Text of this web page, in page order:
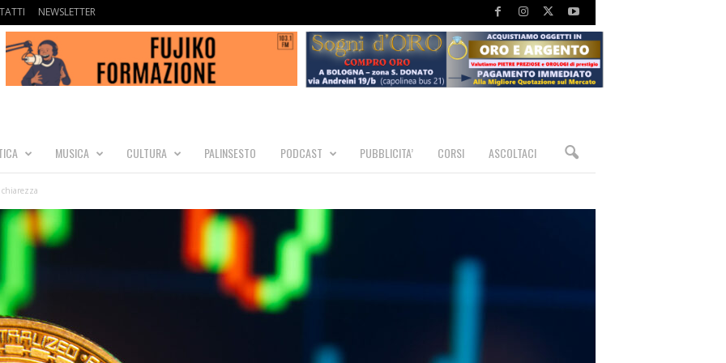
NEWSLETTER
MUSICA CULTURA PALINSESTO PODCAST PUBBLICITA’ CORSI ASCOLTACI